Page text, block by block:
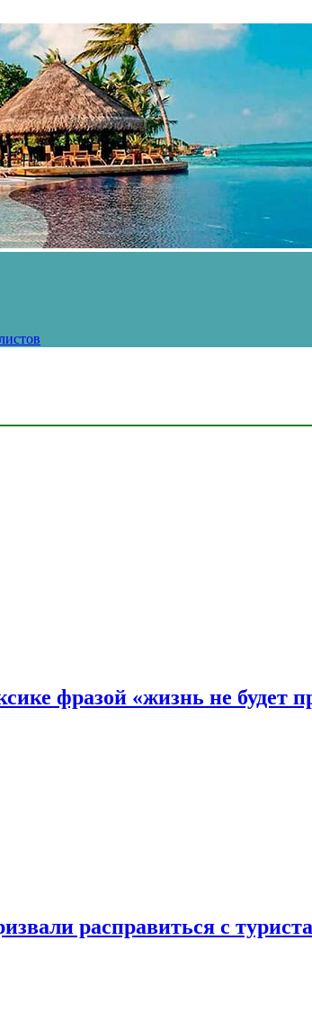
фразой «жизнь не будет
расправиться с